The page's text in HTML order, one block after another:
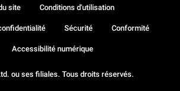
ou ses filiales. Tous droits réservés.
site Conditions d'utilisation
Sécurité Conformité
Accessibilité numérique